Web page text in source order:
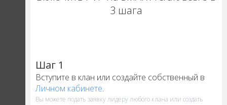
3 шага
Шаг 1
Вступите в клан или создайте собственный в
Личном кабинете.
Вы можете подать заявку лидеру любого клана или создать